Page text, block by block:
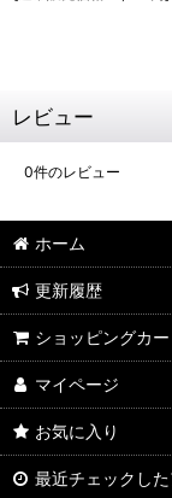
レビュー
0件のレビュー
ホーム
更新履歴
ショッピングカー
マイページ
お気に入り
最近チェックし